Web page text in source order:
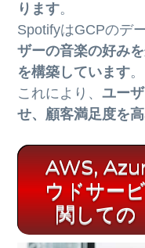
ります。
SpotifyはGCPのデ
ザーの音楽の好み
を構築しています。
これにより、ユー
せ、顧客満足度を
AWS,
ウドサー
関しての